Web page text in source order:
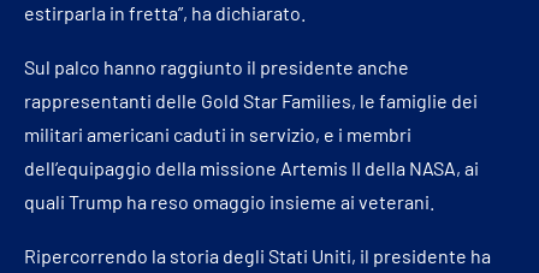
estirparla in fretta”, ha dichiarato.
Sul palco hanno raggiunto il presidente anche
rappresentanti delle Gold Star Families, le famiglie dei
militari americani caduti in servizio, e i membri
dell’equipaggio della missione Artemis II della NASA, ai
quali Trump ha reso omaggio insieme ai veterani.
Ripercorrendo la storia degli Stati Uniti, il presidente ha